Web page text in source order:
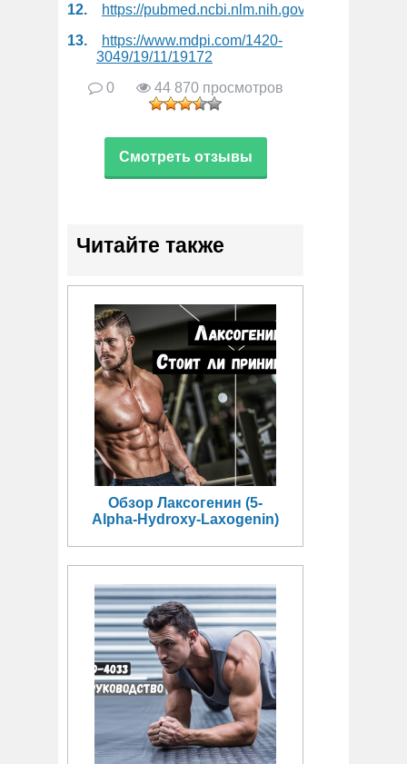
https://pubmed.ncbi.nlm.nih.gov/20569076/
https://www.mdpi.com/1420-
3049/19/11/19172
0
44 870 просмотров
Смотреть отзывы
Читайте также
Обзор Лаксогенин (5-
Alpha-Hydroxy-Laxogenin)